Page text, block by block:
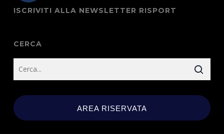
ISCRIVITI ALLA NEWSLETTER RISPORT
CERCA
AREA RISERVATA